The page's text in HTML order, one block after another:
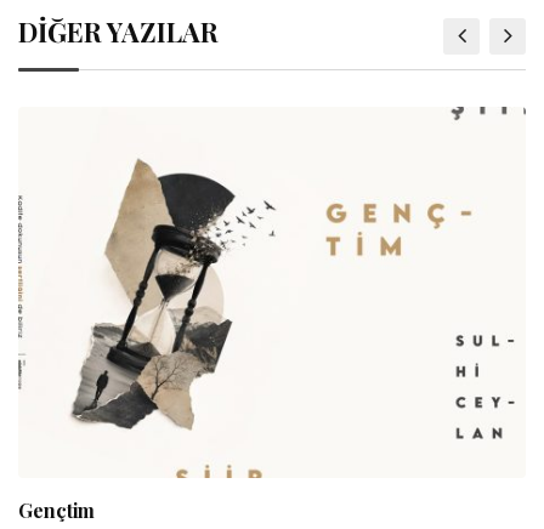
DİĞER YAZILAR
Gençtim